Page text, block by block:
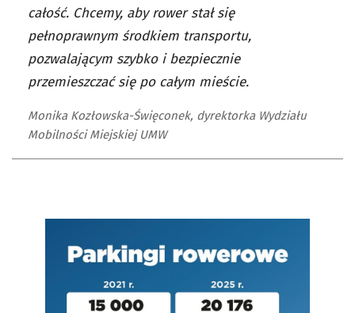
całość. Chcemy, aby rower stał się
pełnoprawnym środkiem transportu,
pozwalającym szybko i bezpiecznie
przemieszczać się po całym mieście.
Monika Kozłowska-Święconek, dyrektorka Wydziału
Mobilności Miejskiej UMW